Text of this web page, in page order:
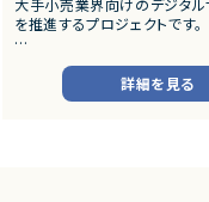
を推進するプロジェクトです。
■プロダクトやサービスの概
・店舗向けスマホアプリおよ
システムの継続的なエンハ
詳細を見る